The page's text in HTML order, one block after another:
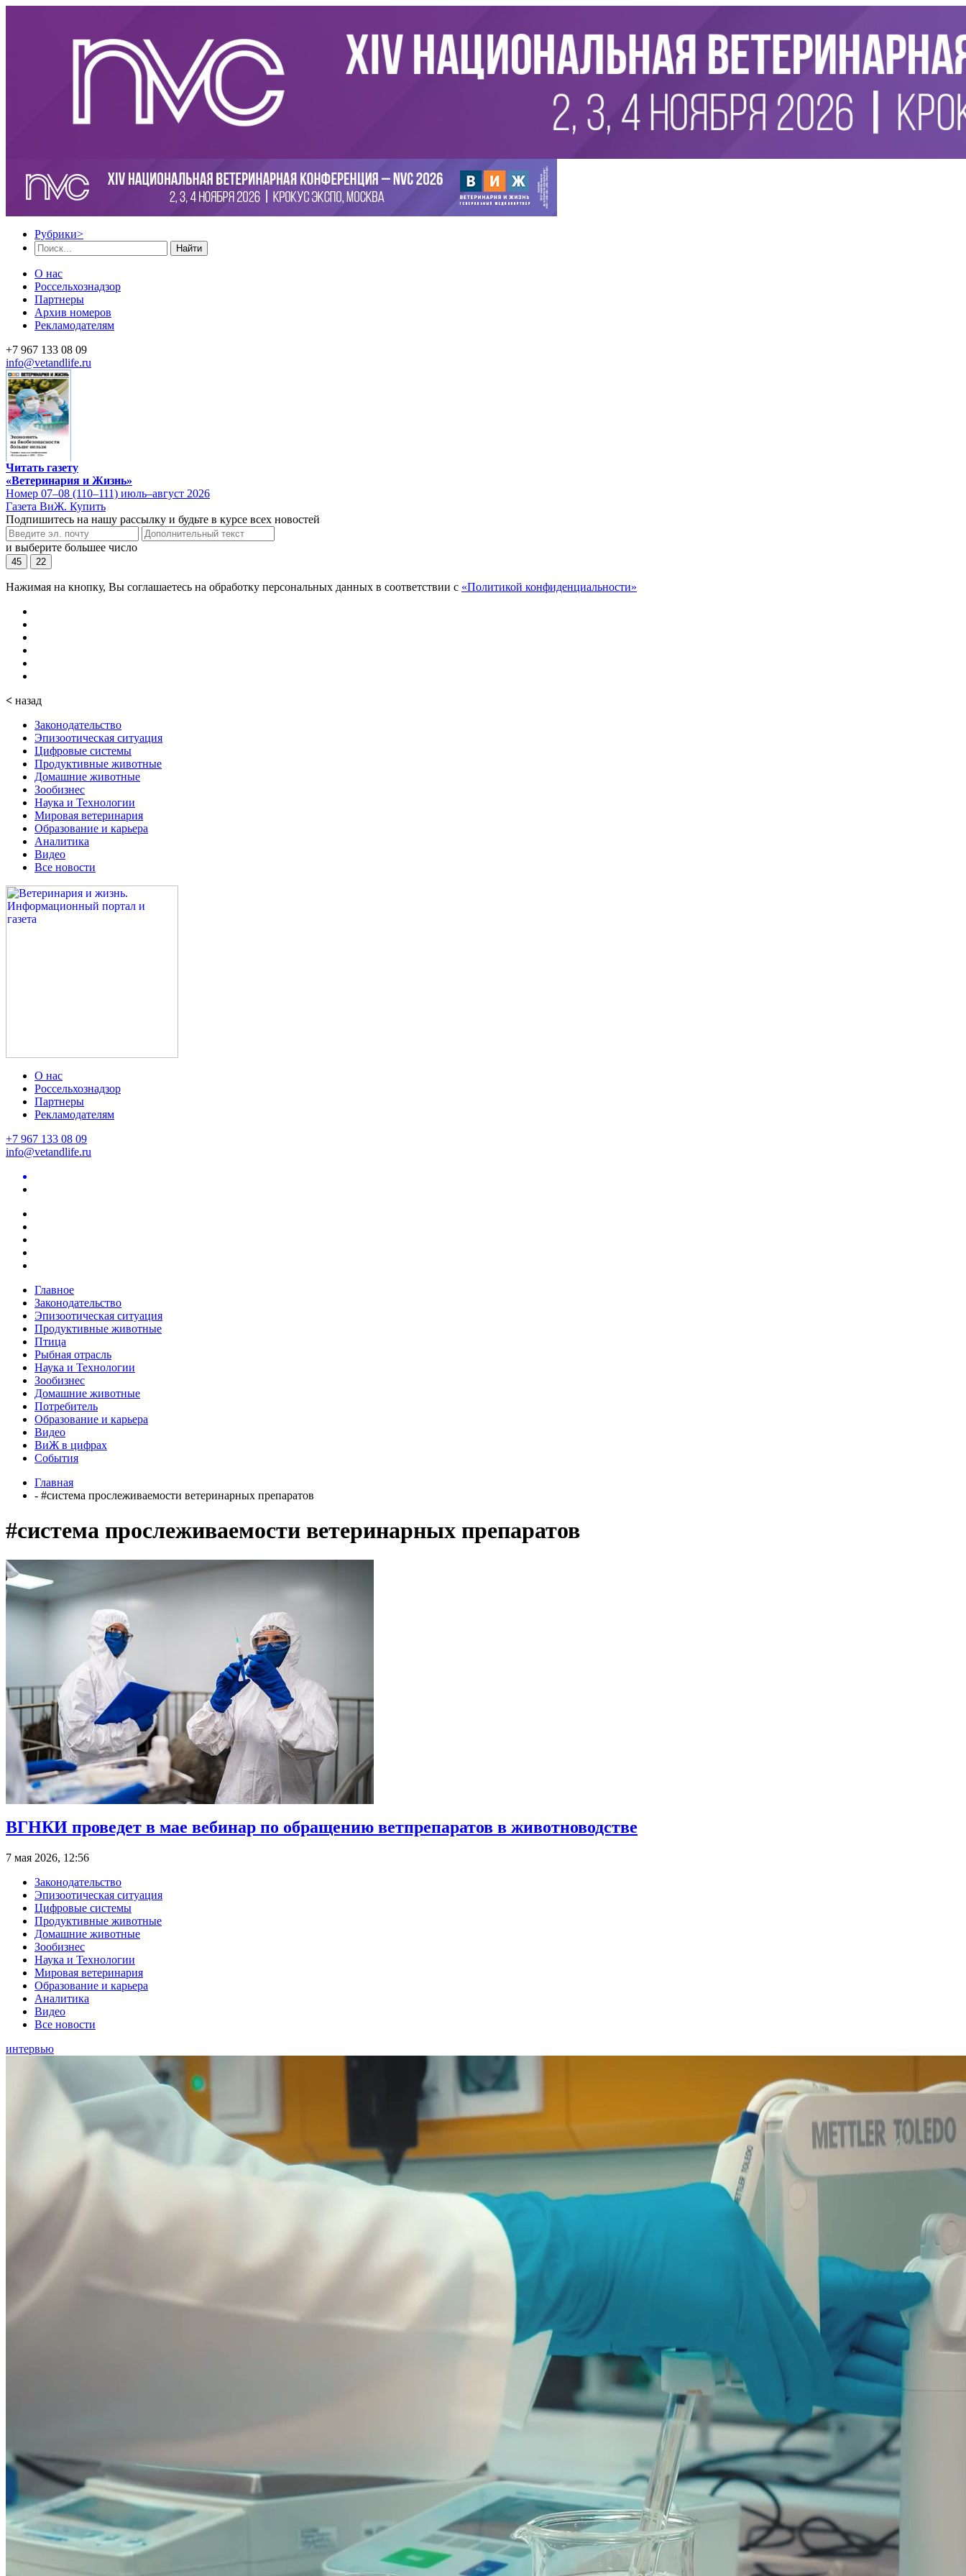
Рубрики>
Найти
О нас
Россельхознадзор
Партнеры
Архив номеров
Рекламодателям
+7 967 133 08 09
info@vetandlife.ru
Читать газету
«Ветеринария и Жизнь»
Номер 07–08 (110–111) июль–август 2026
Газета ВиЖ. Купить
Подпишитесь на нашу рассылку и будьте в курсе всех новостей
и выберите большее число
45 22
Нажимая на кнопку, Вы соглашаетесь на обработку персональных данных в соответствии с «Политикой конфиденциальности»
< назад
Законодательство
Эпизоотическая ситуация
Цифровые системы
Продуктивные животные
Домашние животные
Зообизнес
Наука и Технологии
Мировая ветеринария
Образование и карьера
Аналитика
Видео
Все новости
О нас
Россельхознадзор
Партнеры
Рекламодателям
+7 967 133 08 09
info@vetandlife.ru
Главное
Законодательство
Эпизоотическая ситуация
Продуктивные животные
Птица
Рыбная отрасль
Наука и Технологии
Зообизнес
Домашние животные
Потребитель
Образование и карьера
Видео
ВиЖ в цифрах
События
Главная
- #система прослеживаемости ветеринарных препаратов
#система прослеживаемости ветеринарных препаратов
ВГНКИ проведет в мае вебинар по обращению ветпрепаратов в животноводстве
7 мая 2026, 12:56
Законодательство
Эпизоотическая ситуация
Цифровые системы
Продуктивные животные
Домашние животные
Зообизнес
Наука и Технологии
Мировая ветеринария
Образование и карьера
Аналитика
Видео
Все новости
интервью